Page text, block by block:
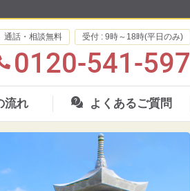
通話・相談無料 受付 : 9時～18時(平日のみ)
0120-541-597
流れ よくあるご質問